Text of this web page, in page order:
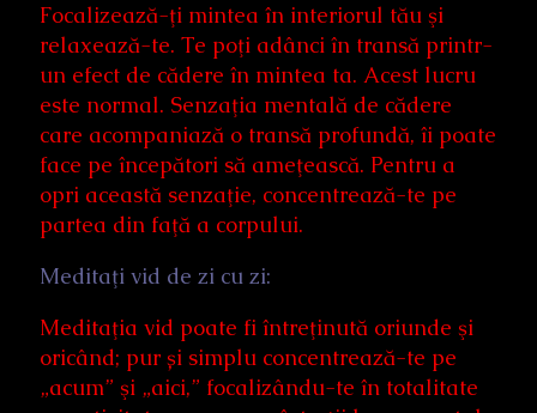
Focalizează-ţi mintea în interiorul tău şi
relaxează-te. Te poţi adânci în transă printr-
un efect de cădere în mintea ta. Acest lucru
este normal. Senzaţia mentală de cădere
care acompaniază o transă profundă, îi poate
face pe începători să ameţească. Pentru a
opri această senzaţie, concentrează-te pe
partea din faţă a corpului.
Meditaţi vid de zi cu zi:
Meditaţia vid poate fi întreţinută oriunde şi
oricând; pur și simplu concentrează-te pe
„acum” şi „aici,” focalizându-te în totalitate